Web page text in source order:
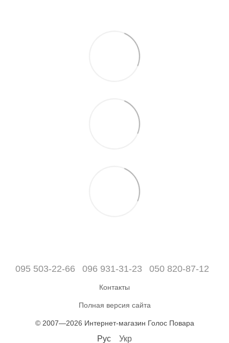
095 503-22-66 096 931-31-23 050 820-87-12
Контакты
Полная версия сайта
© 2007—2026 Интернет-магазин Голос Повара
Рус Укр